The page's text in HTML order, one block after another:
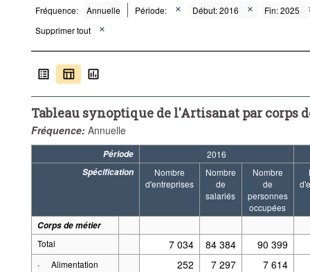
Fréquence: Annuelle Période: Début: 2016
Fin: 2025
Supprimer tout
Tableau synoptique de l'Artisanat par corps
Fréquence: Annuelle
Période
2016
Spécification
Nombre
d'entreprises
Nombre
de
salariés
Nombre
de
personnes
occupées
Corps de métier
Total
7 034 84 384
90 399
·
Alimentation 252 7 297
7 614